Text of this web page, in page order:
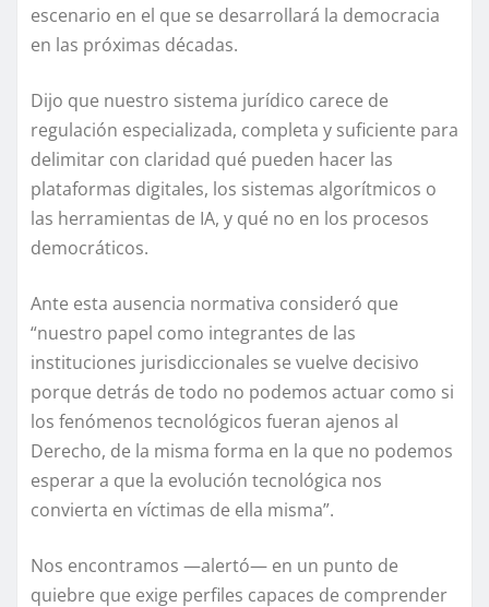
escenario en el que se desarrollará la democracia
en las próximas décadas.
Dijo que nuestro sistema jurídico carece de
regulación especializada, completa y suficiente para
delimitar con claridad qué pueden hacer las
plataformas digitales, los sistemas algorítmicos o
las herramientas de IA, y qué no en los procesos
democráticos.
Ante esta ausencia normativa consideró que
“nuestro papel como integrantes de las
instituciones jurisdiccionales se vuelve decisivo
porque detrás de todo no podemos actuar como si
los fenómenos tecnológicos fueran ajenos al
Derecho, de la misma forma en la que no podemos
esperar a que la evolución tecnológica nos
convierta en víctimas de ella misma”.
Nos encontramos —alertó— en un punto de
quiebre que exige perfiles capaces de comprender